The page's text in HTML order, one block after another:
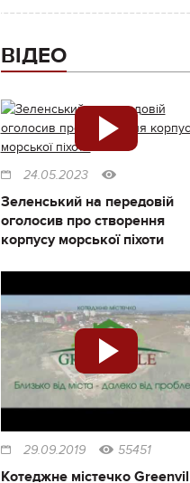
ВІДЕО
24.05.2023
Зеленський на передовій
оголосив про створення
корпусу морської піхоти
29.09.2019 55451
Котеджне містечко